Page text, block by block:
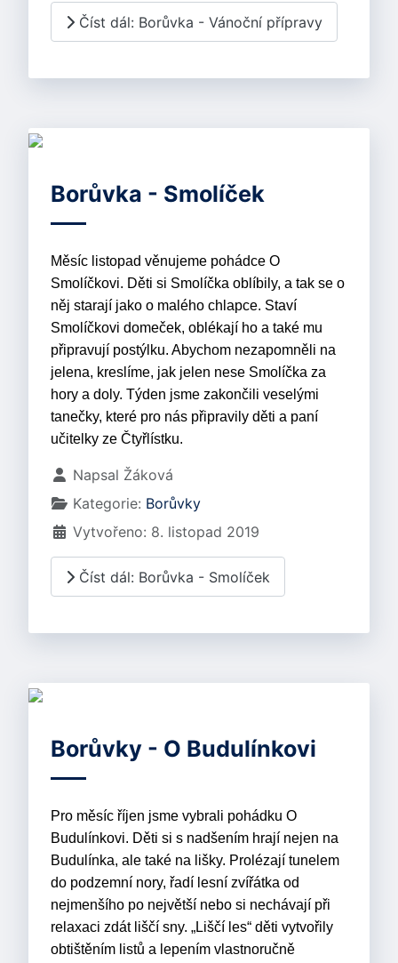
Číst dál: Borůvka - Vánoční přípravy
Borůvka - Smolíček
Měsíc listopad věnujeme pohádce O
Smolíčkovi. Děti si Smolíčka oblíbily, a tak se o
něj starají jako o malého chlapce. Staví
Smolíčkovi domeček, oblékají ho a také mu
připravují postýlku. Abychom nezapomněli na
jelena, kreslíme, jak jelen nese Smolíčka za
hory a doly. Týden jsme zakončili veselými
tanečky, které pro nás připravily děti a paní
učitelky ze Čtyřlístku.
Základní údaje
Napsal Žáková
Kategorie: Borůvky
Vytvořeno: 8. listopad 2019
Číst dál: Borůvka - Smolíček
Borůvky - O Budulínkovi
Pro měsíc říjen jsme vybrali pohádku O
Budulínkovi. Děti si s nadšením hrají nejen na
Budulínka, ale také na lišky. Prolézají tunelem
do podzemní nory, řadí lesní zvířátka od
nejmenšího po největší nebo si nechávají při
relaxaci zdát liščí sny. „Liščí les“ děti vytvořily
obtištěním listů a lepením vlastnoručně